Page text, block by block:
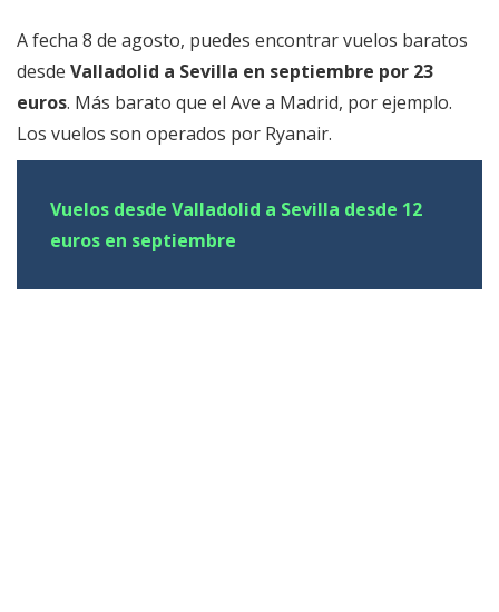
A fecha 8 de agosto, puedes encontrar vuelos baratos
desde Valladolid a Sevilla en septiembre por 23
euros. Más barato que el Ave a Madrid, por ejemplo.
Los vuelos son operados por Ryanair.
Vuelos desde Valladolid a Sevilla desde 12
euros en septiembre